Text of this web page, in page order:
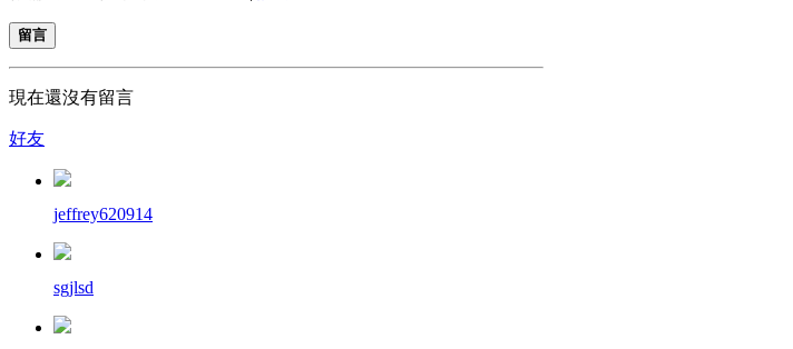
留言
現在還沒有留言
好友
jeffrey620914
sgjlsd